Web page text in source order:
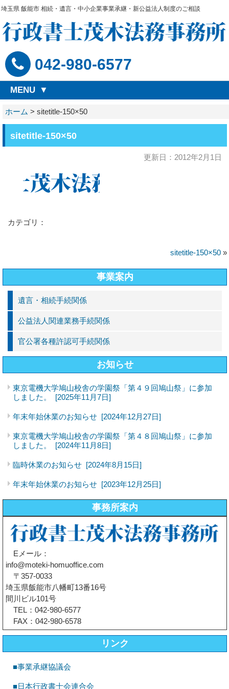
埼玉県 飯能市 相続・遺言・中小企業事業承継・新公益法人制度のご相談
042-980-6577
MENU
ホーム > sitetitle-150×50
sitetitle-150×50
更新日：2012年2月1日
カテゴリ：
sitetitle-150×50 »
事業案内
遺言・相続手続関係
公益法人関連業務手続関係
官公署各種許認可手続関係
お知らせ
東京電機大学鳩山校舎の学園祭「第４９回鳩山祭」に参加
しました。 [2025年11月7日]
年末年始休業のお知らせ [2024年12月27日]
東京電機大学鳩山校舎の学園祭「第４８回鳩山祭」に参加
しました。 [2024年11月8日]
臨時休業のお知らせ [2024年8月15日]
年末年始休業のお知らせ [2023年12月25日]
事務所案内
Eメール：
info@moteki-homuoffice.com
〒357-0033
埼玉県飯能市八幡町13番16号
間川ビル101号
TEL：042-980-6577
FAX：042-980-6578
リンク
■事業承継協議会
■日本行政書士会連合会